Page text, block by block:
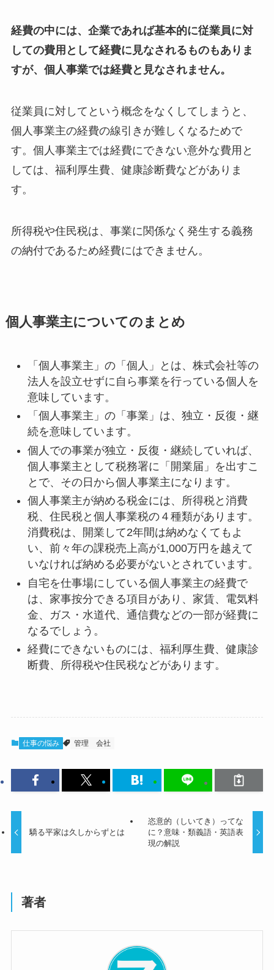
経費の中には、企業であれば基本的に従業員に対
しての費用として経費に見なされるものもありま
すが、個人事業では経費と見なされません。
従業員に対してという概念をなくしてしまうと、
個人事業主の経費の線引きが難しくなるためで
す。個人事業主では経費にできない意外な費用と
しては、福利厚生費、健康診断費などがありま
す。
所得税や住民税は、事業に関係なく発生する義務
の納付であるため経費にはできません。
個人事業主についてのまとめ
「個人事業主」の「個人」とは、株式会社等の
法人を設立せずに自ら事業を行っている個人を
意味しています。
「個人事業主」の「事業」は、独立・反復・継
続を意味しています。
個人での事業が独立・反復・継続していれば、
個人事業主として税務署に「開業届」を出すこ
とで、その日から個人事業主になります。
個人事業主が納める税金には、所得税と消費
税、住民税と個人事業税の４種類があります。
消費税は、開業して2年間は納めなくてもよ
い、前々年の課税売上高が1,000万円を越えて
いなければ納める必要がないとされています。
自宅を仕事場にしている個人事業主の経費で
は、家事按分できる項目があり、家賃、電気料
金、ガス・水道代、通信費などの一部が経費に
なるでしょう。
経費にできないものには、福利厚生費、健康診
断費、所得税や住民税などがあります。
仕事の悩み 管理 会社
驕る平家は久しからずとは
恣意的（しいてき）ってな
に？意味・類義語・英語表
現の解説
著者